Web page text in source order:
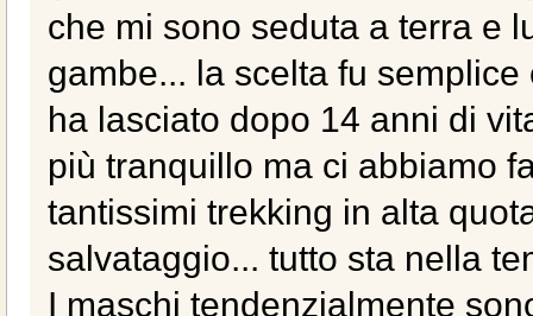
che mi sono seduta a terra e
gambe... la scelta fu
ha lasciato dopo 14 anni di
più tranquillo ma ci abbiamo
tantissimi trekking in alta
salvataggio... tutto sta nella
I maschi tendenzialmente